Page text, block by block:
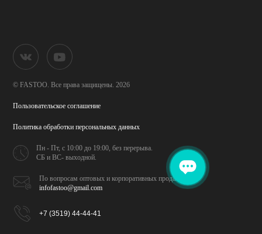
© FASTOO. Все права защищены. 2026
Пользовательское соглашение
Политика обработкиперсональных данных
Пн - Пт, с 10:00 до 19:00,без перерыва.
СБ и ВС- выходной.
По вопросам оптовых икорпоративных продаж
infofastoo@gmail.com
+7 (3519) 44-44-41